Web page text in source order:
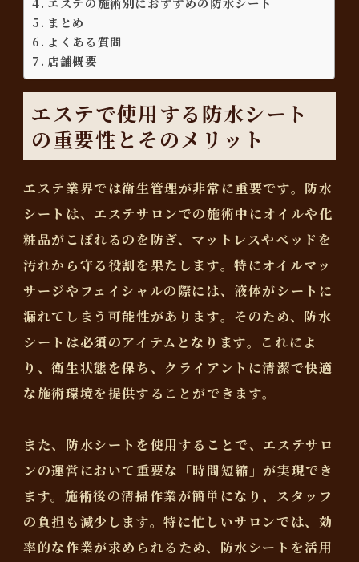
まとめ
よくある質問
店舗概要
エステで使用する防水シート
の重要性とそのメリット
エステ業界では衛生管理が非常に重要です。防水
シートは、エステサロンでの施術中にオイルや化
粧品がこぼれるのを防ぎ、マットレスやベッドを
汚れから守る役割を果たします。特にオイルマッ
サージやフェイシャルの際には、液体がシートに
漏れてしまう可能性があります。そのため、防水
シートは必須のアイテムとなります。これによ
り、衛生状態を保ち、クライアントに清潔で快適
な施術環境を提供することができます。
また、防水シートを使用することで、エステサロ
ンの運営において重要な「時間短縮」が実現でき
ます。施術後の清掃作業が簡単になり、スタッフ
の負担も減少します。特に忙しいサロンでは、効
率的な作業が求められるため、防水シートを活用